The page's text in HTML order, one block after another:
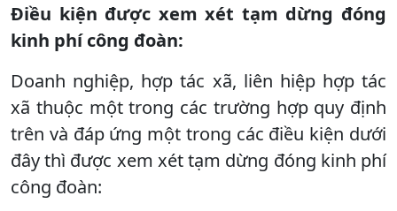
Điều kiện được xem xét tạm dừng đóng
kinh phí công đoàn:
Doanh nghiệp, hợp tác xã, liên hiệp hợp tác
xã thuộc một trong các trường hợp quy định
trên và đáp ứng một trong các điều kiện dưới
đây thì được xem xét tạm dừng đóng kinh phí
công đoàn: